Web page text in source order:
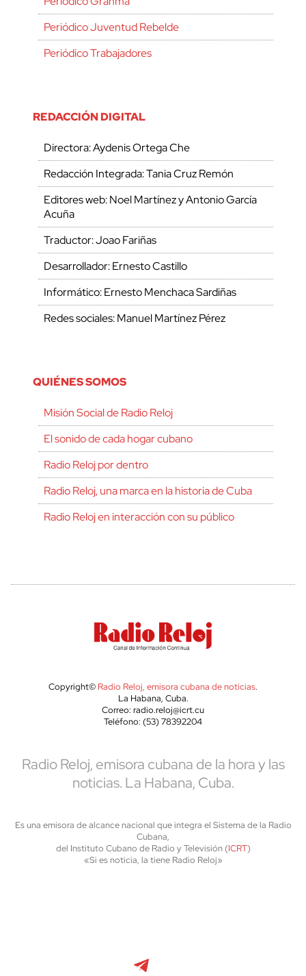
Periódico Juventud Rebelde
Periódico Trabajadores
REDACCIÓN DIGITAL
Directora: Aydenis Ortega Che
Redacción Integrada: Tania Cruz Remón
Editores web: Noel Martínez y Antonio García
Acuña
Traductor: Joao Fariñas
Desarrollador: Ernesto Castillo
Informático: Ernesto Menchaca Sardiñas
Redes sociales: Manuel Martínez Pérez
QUIÉNES SOMOS
Misión Social de Radio Reloj
El sonido de cada hogar cubano
Radio Reloj por dentro
Radio Reloj, una marca en la historia de Cuba
Radio Reloj en interacción con su público
Copyright© Radio Reloj, emisora cubana de noticias.
La Habana, Cuba.
Correo: radio.reloj@icrt.cu
Teléfono: (53) 78392204
Radio Reloj, emisora cubana de la hora y las
noticias. La Habana, Cuba.
Es una emisora de alcance nacional que integra el Sistema de la Radio
Cubana,
del Instituto Cubano de Radio y Televisión (ICRT)
«Si es noticia, la tiene Radio Reloj»